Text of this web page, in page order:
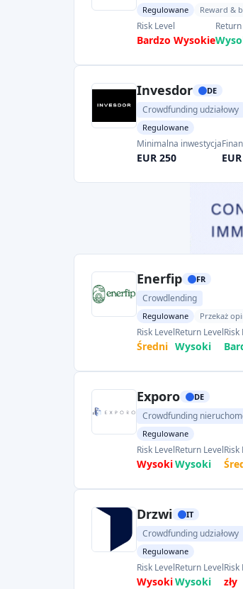
Regulowane Reward &
Risk Level
Bardzo Wysokie
Invesdor DE
Crowdfunding udziałowy
Regulowane
Minimalna inwestycja
EUR 250
Enerfip FR
Crowdlending
Regulowane Przekaż
Risk Level
Średni
Return Level
Wysoki
Risk
Exporo DE
Crowdfunding
Regulowane
Risk Level
Wysoki
Return Level
Wysoki
Risk
Drzwi IT
Crowdfunding udziałowy
Regulowane
Risk Level
Wysoki
Return Level
Wysoki
Risk
zły